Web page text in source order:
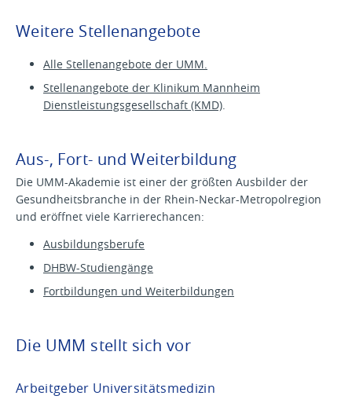
Weitere Stellenangebote
Alle Stellenangebote der UMM.
Stellenangebote der Klinikum Mannheim
Dienstleistungsgesellschaft (KMD).
Aus-, Fort- und Weiterbildung
Die UMM-Akademie ist einer der größten Ausbilder der
Gesundheitsbranche in der Rhein-Neckar-Metropolregion
und eröffnet viele Karrierechancen:
Ausbildungsberufe
DHBW-Studiengänge
Fortbildungen und Weiterbildungen
Die UMM stellt sich vor
Arbeitgeber Universitätsmedizin